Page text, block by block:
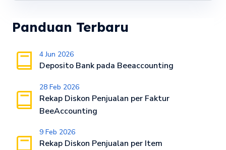
Panduan Terbaru
4 Jun 2026
Deposito Bank pada Beeaccounting
28 Feb 2026
Rekap Diskon Penjualan per Faktur
BeeAccounting
9 Feb 2026
Rekap Diskon Penjualan per Item